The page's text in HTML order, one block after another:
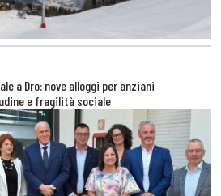
a Dro: nove alloggi per anziani
e fragilità sociale